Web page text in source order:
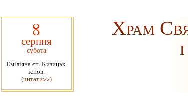
8
серпня
субота
Еміліяна єп. Кизицьк.
іспов.
(читати>>)
Храм